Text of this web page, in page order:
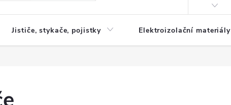
Jističe, stykače, pojistky Elektroizolační materiály